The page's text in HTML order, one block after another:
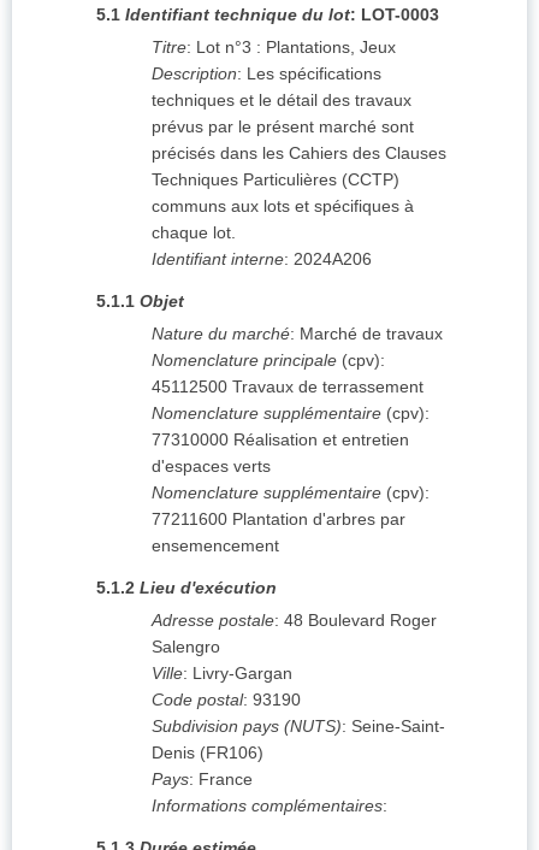
5.1 Identifiant technique du lot: LOT-0003
Titre: Lot n°3 : Plantations, Jeux
Description: Les spécifications
techniques et le détail des travaux
prévus par le présent marché sont
précisés dans les Cahiers des Clauses
Techniques Particulières (CCTP)
communs aux lots et spécifiques à
chaque lot.
Identifiant interne: 2024A206
5.1.1 Objet
Nature du marché: Marché de travaux
Nomenclature principale (cpv):
45112500 Travaux de terrassement
Nomenclature supplémentaire (cpv):
77310000 Réalisation et entretien
d'espaces verts
Nomenclature supplémentaire (cpv):
77211600 Plantation d'arbres par
ensemencement
5.1.2 Lieu d'exécution
Adresse postale: 48 Boulevard Roger
Salengro
Ville: Livry-Gargan
Code postal: 93190
Subdivision pays (NUTS): Seine-Saint-
Denis (FR106)
Pays: France
Informations complémentaires: